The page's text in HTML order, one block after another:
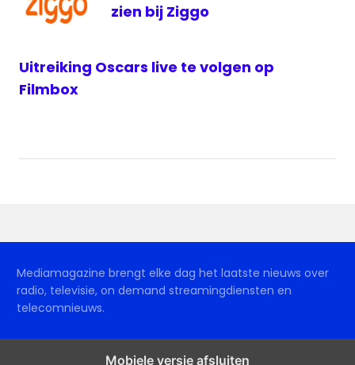
zien bij Ziggo
Uitreiking Oscars live te volgen op
Filmbox
Mediamagazine brengt elke dag het laatste nieuws over
radio, televisie, on demand streamingdiensten en
telecomnieuws.
Mobiele versie afsluiten